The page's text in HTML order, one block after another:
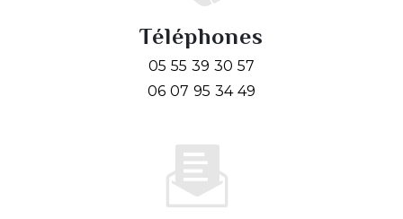
Téléphones
05 55 39 30 57
06 07 95 34 49